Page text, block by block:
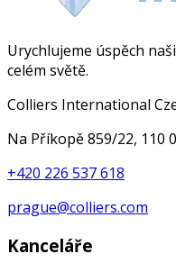
Urychlujeme úspěch
celém světě.
Colliers International
Na Příkopě 859/22, 110
+420 226 537 618
prague@colliers.com
Kanceláře